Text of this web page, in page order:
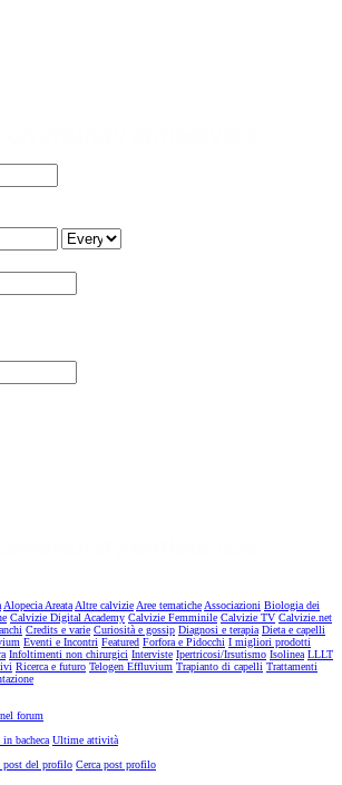
Alopecia AreataAltre calvizieAree tematicheAssociazioni Biologia dei
Calvizie Digital Academy Calvizie Femminile Calvizie TV Calvizie.net
Credits e varie Curiosità e gossip Diagnosi e terapia Dieta e capelli
Eventi e Incontri Featured Forfora e Pidocchi I migliori prodotti
Infoltimenti non chirurgici Interviste Ipertricosi/Irsutismo Isolinea LLLT
Ricerca e futuro Telogen Effluvium Trapianto di capelli Trattamenti
forum
bacheca Ultime attività
post del profilo Cerca post profilo